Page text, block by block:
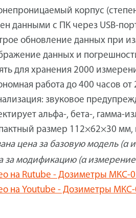
корпус
данными с ПК через USB-
обновление данных при
данных и
для хранения 2000
работа до 400 часов от
звуковое
альфа-, бета-, гамма-
размер 112×62×30 мм,
цена за базовую модель (α
за модификацию (α
на Rutube - Дозиметры МКС-
на Youtube - Дозиметры